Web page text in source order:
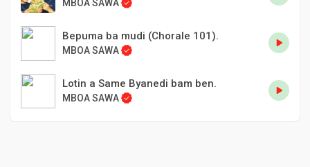
MBOA SAWA
Bepuma ba mudi (Chorale 101).
MBOA SAWA
Lotin a Same Byanedi bam ben.
MBOA SAWA